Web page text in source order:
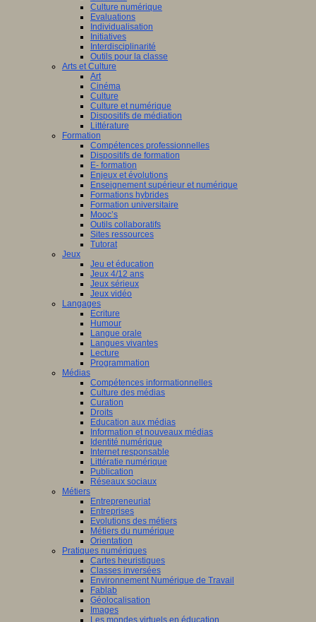
Culture numérique
Evaluations
Individualisation
Initiatives
Interdisciplinarité
Outils pour la classe
Arts et Culture
Art
Cinéma
Culture
Culture et numérique
Dispositifs de médiation
Littérature
Formation
Compétences professionnelles
Dispositifs de formation
E- formation
Enjeux et évolutions
Enseignement supérieur et numérique
Formations hybrides
Formation universitaire
Mooc’s
Outils collaboratifs
Sites ressources
Tutorat
Jeux
Jeu et éducation
Jeux 4/12 ans
Jeux sérieux
Jeux vidéo
Langages
Ecriture
Humour
Langue orale
Langues vivantes
Lecture
Programmation
Médias
Compétences informationnelles
Culture des médias
Curation
Droits
Education aux médias
Information et nouveaux médias
Identité numérique
Internet responsable
Littératie numérique
Publication
Réseaux sociaux
Métiers
Entrepreneuriat
Entreprises
Evolutions des métiers
Métiers du numérique
Orientation
Pratiques numériques
Cartes heuristiques
Classes inversées
Environnement Numérique de Travail
Fablab
Géolocalisation
Images
Les mondes virtuels en éducation